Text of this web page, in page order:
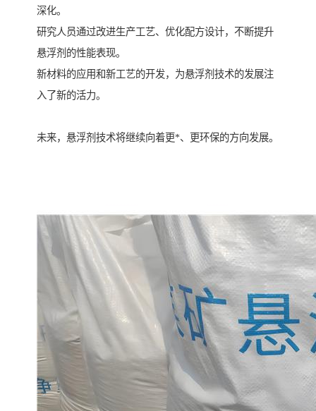
深化。
研究人员通过改进生产工艺、优化配方设计，不断提升
悬浮剂的性能表现。
新材料的应用和新工艺的开发，为悬浮剂技术的发展注
入了新的活力。
未来，悬浮剂技术将继续向着更*、更环保的方向发展。